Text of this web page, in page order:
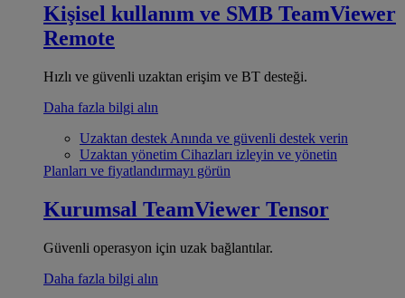
Kişisel kullanım ve SMB TeamViewer
Remote
Hızlı ve güvenli uzaktan erişim ve BT desteği.
Daha fazla bilgi alın
Uzaktan destek Anında ve güvenli destek verin
Uzaktan yönetim Cihazları izleyin ve yönetin
Planları ve fiyatlandırmayı görün
Kurumsal TeamViewer Tensor
Güvenli operasyon için uzak bağlantılar.
Daha fazla bilgi alın